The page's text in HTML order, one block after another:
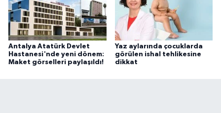
Antalya Atatürk Devlet
Hastanesi'nde yeni dönem:
Maket görselleri paylaşıldı!
Yaz aylarında çocuklarda
görülen ishal tehlikesine
dikkat